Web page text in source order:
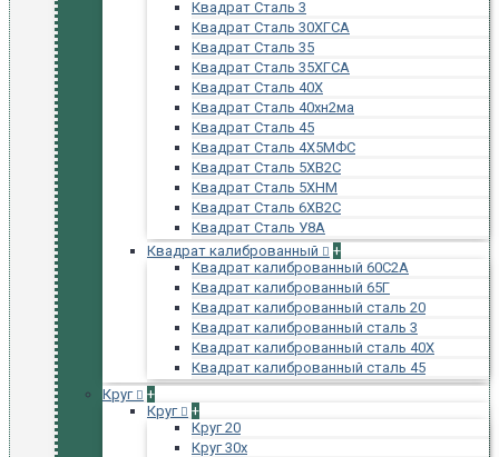
Квадрат Сталь 3
Квадрат Сталь 30ХГСА
Квадрат Сталь 35
Квадрат Сталь 35ХГСА
Квадрат Сталь 40Х
Квадрат Сталь 40хн2ма
Квадрат Сталь 45
Квадрат Сталь 4Х5МФС
Квадрат Сталь 5ХВ2С
Квадрат Сталь 5ХНМ
Квадрат Сталь 6ХВ2С
Квадрат Сталь У8А
Квадрат калиброванный
+
Квадрат калиброванный 60С2А
Квадрат калиброванный 65Г
Квадрат калиброванный сталь 20
Квадрат калиброванный сталь 3
Квадрат калиброванный сталь 40Х
Квадрат калиброванный сталь 45
Круг
+
Круг
+
Круг 20
Круг 30х